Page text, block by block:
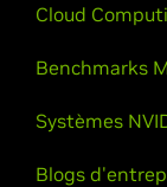
Cloud
Benchmarks
Systèmes
Blogs